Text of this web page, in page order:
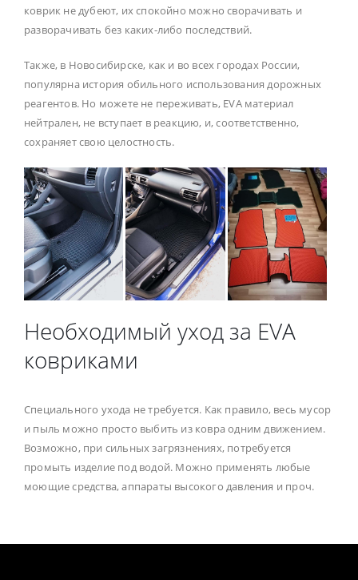
коврик не дубеют, их спокойно можно сворачивать и
разворачивать без каких-либо последствий.
Также, в Новосибирске, как и во всех городах России,
популярна история обильного использования дорожных
реагентов. Но можете не переживать, EVA материал
нейтрален, не вступает в реакцию, и, соответственно,
сохраняет свою целостность.
Необходимый уход за EVA
ковриками
Специального ухода не требуется. Как правило, весь мусор
и пыль можно просто выбить из ковра одним движением.
Возможно, при сильных загрязнениях, потребуется
промыть изделие под водой. Можно применять любые
моющие средства, аппараты высокого давления и проч.